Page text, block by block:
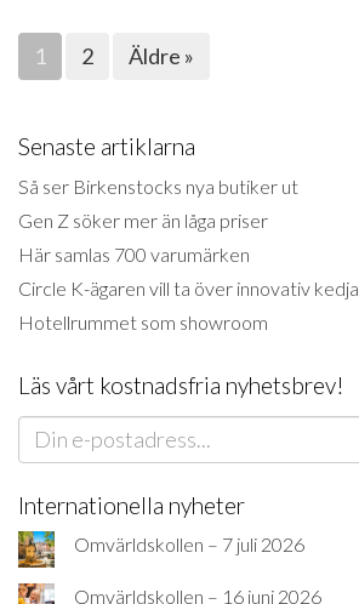
1 2 Äldre »
Senaste artiklarna
Så ser Birkenstocks nya butiker ut
Gen Z söker mer än låga priser
Här samlas 700 varumärken
Circle K-ägaren vill ta över innovativ kedja
Hotellrummet som showroom
Läs vårt kostnadsfria nyhetsbrev!
Internationella nyheter
Omvärldskollen – 7 juli 2026
Omvärldskollen – 16 juni 2026